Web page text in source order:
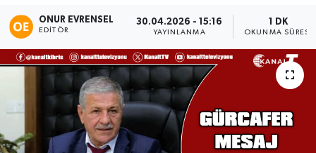
ONUR EVRENSEL
EDITÖR
30.04.2026 - 15:16
YAYINLANMA
1 DK
OKUNMA SÜRESI